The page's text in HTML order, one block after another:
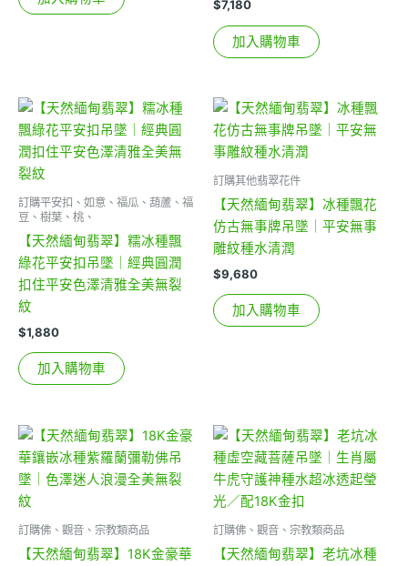
$7,180
加入購物車
訂購平安扣、如意、福瓜、葫蘆、福
豆、樹葉、桃、
【天然緬甸翡翠】糯冰種飄
綠花平安扣吊墜｜經典圓潤
扣住平安色澤清雅全美無裂
紋
$1,880
加入購物車
訂購其他翡翠花件
【天然緬甸翡翠】冰種飄花
仿古無事牌吊墜｜平安無事
雕紋種水清潤
$9,680
加入購物車
訂購佛、觀音、宗教類商品
【天然緬甸翡翠】18K金豪華
訂購佛、觀音、宗教類商品
【天然緬甸翡翠】老坑冰種